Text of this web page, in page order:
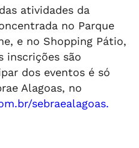
atividades da
no Parque
e no Shopping Pátio,
inscrições são
dos eventos é só
Alagoas, no
sebraealagoas.